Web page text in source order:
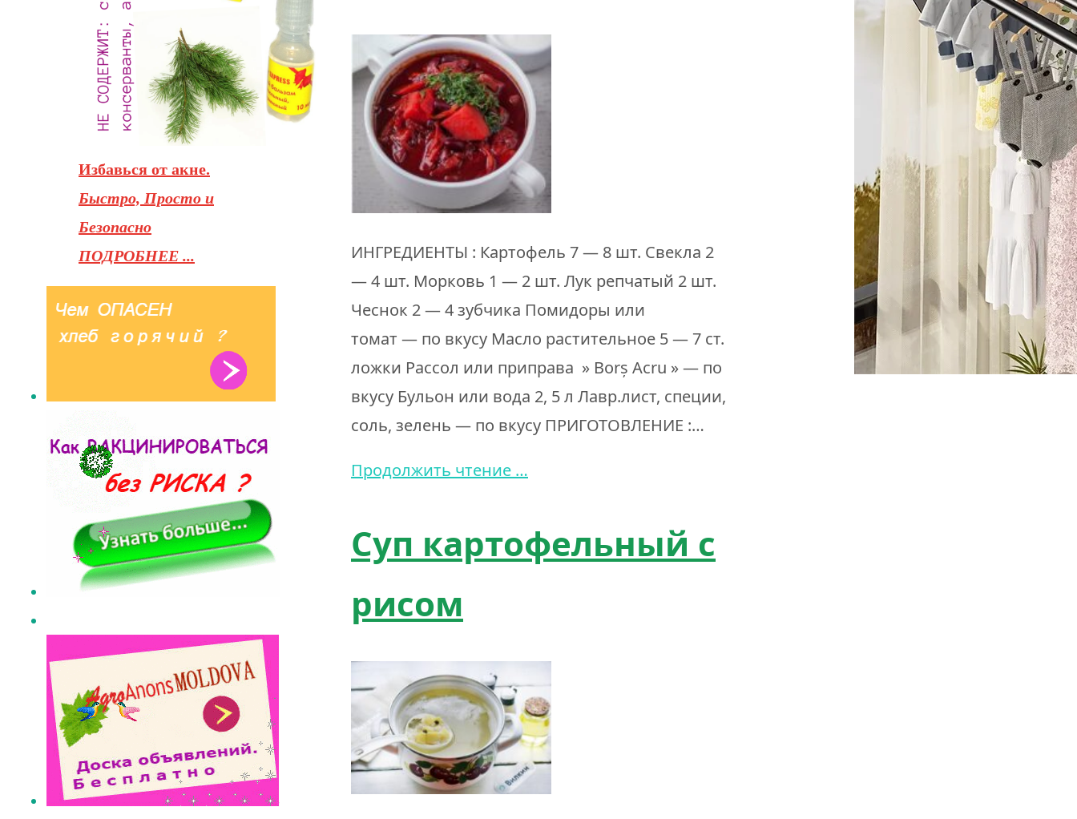
ИНГРЕДИЕНТЫ : Картофель 7 — 8 шт. Свекла 2
— 4 шт. Морковь 1 — 2 шт. Лук репчатый 2 шт.
Чеснок 2 — 4 зубчика Помидоры или
томат — по вкусу Масло растительное 5 — 7 ст.
ложки Рассол или приправа » Borș Acru » — по
вкусу Бульон или вода 2, 5 л Лавр.лист, специи,
соль, зелень — по вкусу ПРИГОТОВЛЕНИЕ :…
Продолжить чтение …
Суп картофельный с
рисом
Избавься от акне.
Быстро, Просто и
Безопасно
ПОДРОБНЕЕ ...